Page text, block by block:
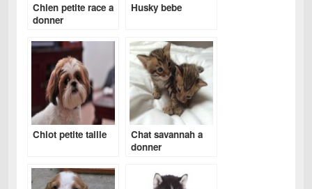
Chien petite race a
donner
Husky bebe
Chiot petite taille
Chat savannah a
donner